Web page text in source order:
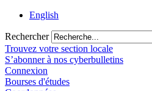
English
Rechercher
Trouvez votre section locale
S’abonner à nos cyberbulletins
Connexion
Bourses d'études